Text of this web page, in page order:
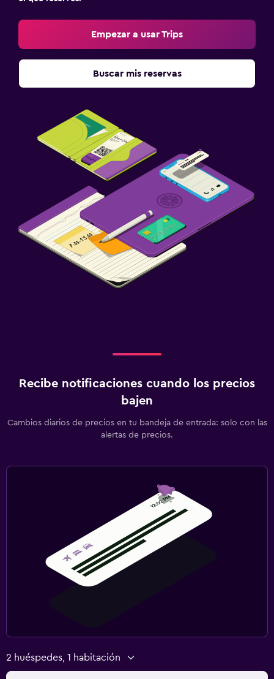
Empezar a usar Trips
Buscar mis reservas
Recibe notificaciones cuando los precios
bajen
Cambios diarios de precios en tu bandeja de entrada: solo con las
alertas de precios.
2 huéspedes, 1 habitación